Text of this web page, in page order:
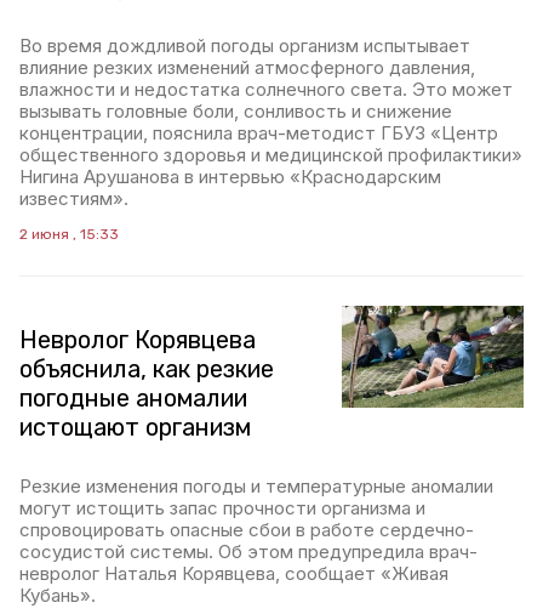
Во время дождливой погоды организм испытывает
влияние резких изменений атмосферного давления,
влажности и недостатка солнечного света. Это может
вызывать головные боли, сонливость и снижение
концентрации, пояснила врач-методист ГБУЗ «Центр
общественного здоровья и медицинской профилактики»
Нигина Арушанова в интервью «Краснодарским
известиям».
2 июня , 15:33
Невролог Корявцева
объяснила, как резкие
погодные аномалии
истощают организм
Резкие изменения погоды и температурные аномалии
могут истощить запас прочности организма и
спровоцировать опасные сбои в работе сердечно-
сосудистой системы. Об этом предупредила врач-
невролог Наталья Корявцева, сообщает «Живая
Кубань».